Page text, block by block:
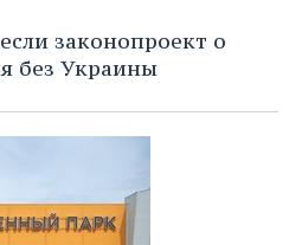
законопроект о
без Украины